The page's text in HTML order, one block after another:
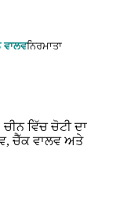
ਵਾਲਵਨਿਰਮਾਤਾ
ਵਿੱਚ ਚੋਟੀ ਦਾ
ਚੈੱਕ ਵਾਲਵ ਅਤੇ